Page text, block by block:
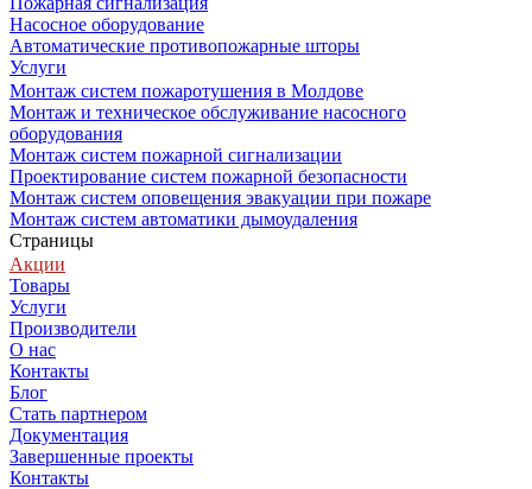
Насосное оборудование
Автоматические противопожарные шторы
Услуги
Монтаж систем пожаротушения в Молдове
Монтаж и техническое обслуживание насосного
оборудования
Монтаж систем пожарной сигнализации
Проектирование систем пожарной безопасности
Монтаж систем оповещения эвакуации при пожаре
Монтаж систем автоматики дымоудаления
Страницы
Акции
Товары
Услуги
Производители
О нас
Контакты
Блог
Стать партнером
Документация
Завершенные проекты
Контакты